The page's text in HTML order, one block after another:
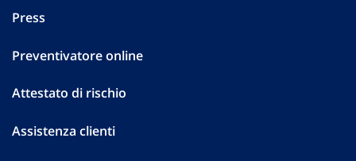
Press
Preventivatore online
Attestato di rischio
Assistenza clienti